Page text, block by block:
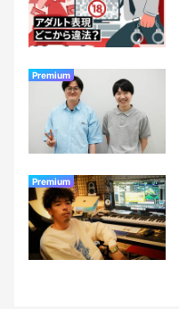
Premium
Premium